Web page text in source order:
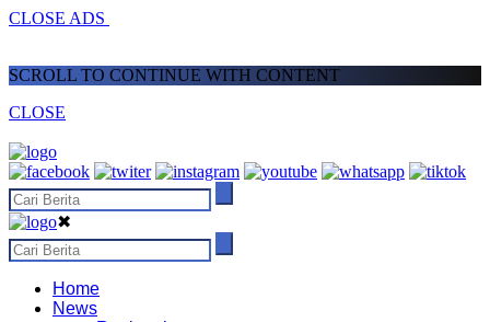
CLOSE ADS
SCROLL TO CONTINUE WITH CONTENT
CLOSE
✖
Home
News